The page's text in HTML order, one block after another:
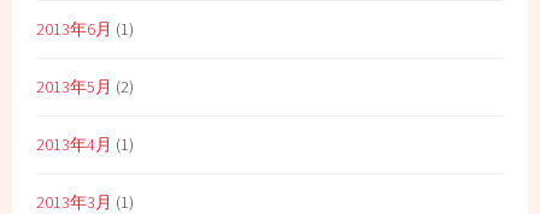
2013年6月 (1)
2013年5月 (2)
2013年4月 (1)
2013年3月 (1)